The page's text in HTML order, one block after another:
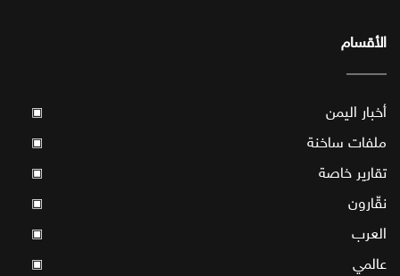
الأقسام
أخبار اليمن ▣
ملفات ساخنة ▣
تقارير خاصة ▣
نقّارون ▣
العرب ▣
عالمي ▣